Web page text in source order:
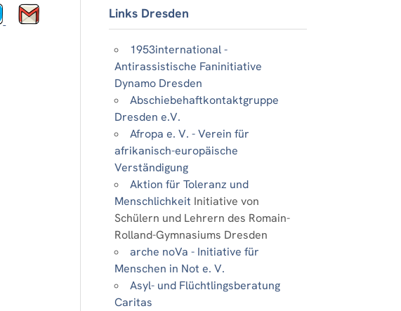
Links Dresden
1953international -
Antirassistische Faninitiative
Dynamo Dresden
Abschiebehaftkontaktgruppe
Dresden e.V.
Afropa e. V. - Verein für
afrikanisch-europäische
Verständigung
Aktion für Toleranz und
Menschlichkeit Initiative von
Schülern und Lehrern des Romain-
Rolland-Gymnasiums Dresden
arche noVa - Initiative für
Menschen in Not e. V.
Asyl- und Flüchtlingsberatung
Caritas